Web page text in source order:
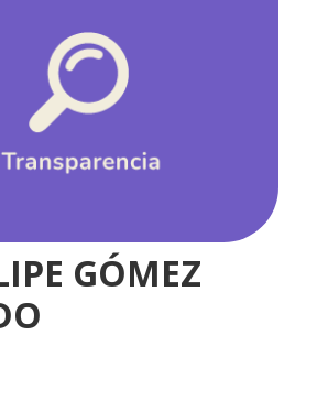
GÓMEZ